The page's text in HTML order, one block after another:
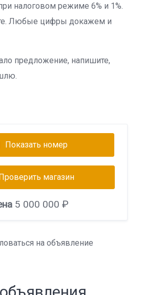
налоговом режиме 6% и 1%.
Любые цифры докажем и
предложение, напишите,
Показать номер
магазин
5 000 000 ₽
на объявление